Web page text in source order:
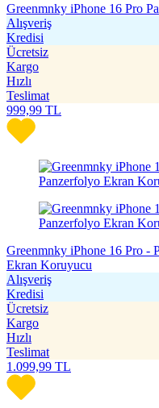
Greenmnky iPhone 16 Pro
Alışveriş
Kredisi
Ücretsiz
Kargo
Hızlı
Teslimat
999,99 TL
Greenmnky iPhone 16 Pro -
Ekran Koruyucu
Alışveriş
Kredisi
Ücretsiz
Kargo
Hızlı
Teslimat
1.099,99 TL